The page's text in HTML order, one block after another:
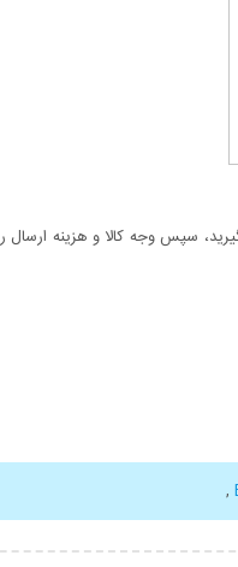
سپس وجه کالا و هزینه ارسال
,